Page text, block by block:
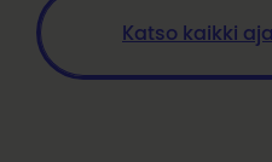
Katso kaikki